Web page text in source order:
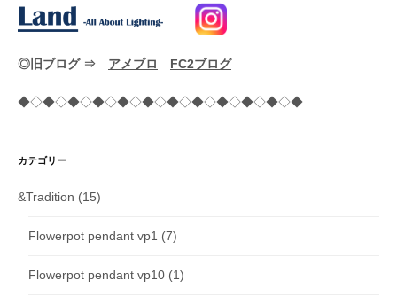
◎旧ブログ ⇒ アメブロ FC2ブログ
◆◇◆◇◆◇◆◇◆◇◆◇◆◇◆◇◆◇◆◇◆◇◆
カテゴリー
&Tradition (15)
Flowerpot pendant vp1 (7)
Flowerpot pendant vp10 (1)